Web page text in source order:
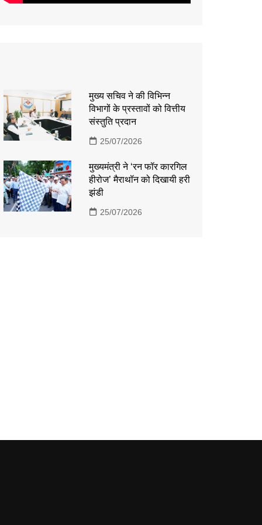
मुख्य सचिव ने की विभिन्न
विभागों के प्रस्तावों को वित्तीय
संस्तुति प्रदान
25/07/2026
मुख्यमंत्री ने ‘रन फॉर कारगिल
हीरोज’ मैराथॉन को दिखायी हरी
झंडी
25/07/2026